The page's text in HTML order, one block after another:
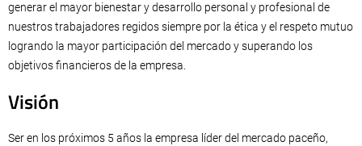
generar el mayor bienestar y desarrollo personal y profesional de
nuestros trabajadores regidos siempre por la ética y el respeto mutuo
logrando la mayor participación del mercado y superando los
objetivos financieros de la empresa.
Visión
Ser en los próximos 5 años la empresa líder del mercado paceño,